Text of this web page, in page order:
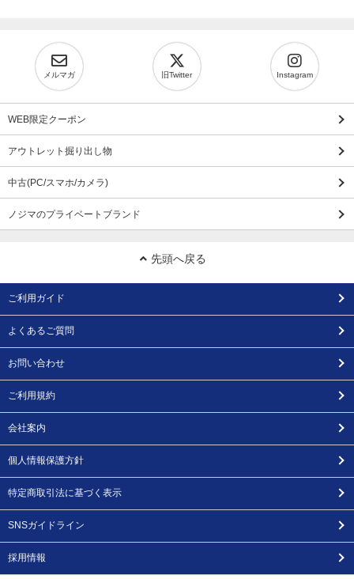
メルマガ 旧Twitter Instagram
WEB限定クーポン
アウトレット掘り出し物
中古(PC/スマホ/カメラ)
ノジマのプライベートブランド
先頭へ戻る
ご利用ガイド
よくあるご質問
お問い合わせ
ご利用規約
会社案内
個人情報保護方針
特定商取引法に基づく表示
SNSガイドライン
採用情報